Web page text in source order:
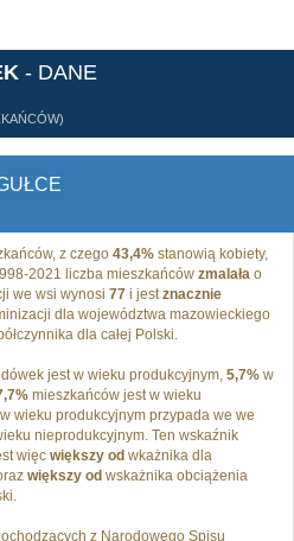
- DANE
z czego 43,4% stanowią kobiety,
2021 liczba mieszkańców zmalała o
we wsi wynosi 77 i jestznacznie
dla województwa mazowieckiego
dla całej Polski.
jest w wieku produkcyjnym, 5,7% w
mieszkańców jest w wieku
wieku produkcyjnym przypada we we
nieprodukcyjnym. Ten wskaźnik
więc większy od wkażnika dla
większy od wskażnika obciążenia
z Narodowego Spisu